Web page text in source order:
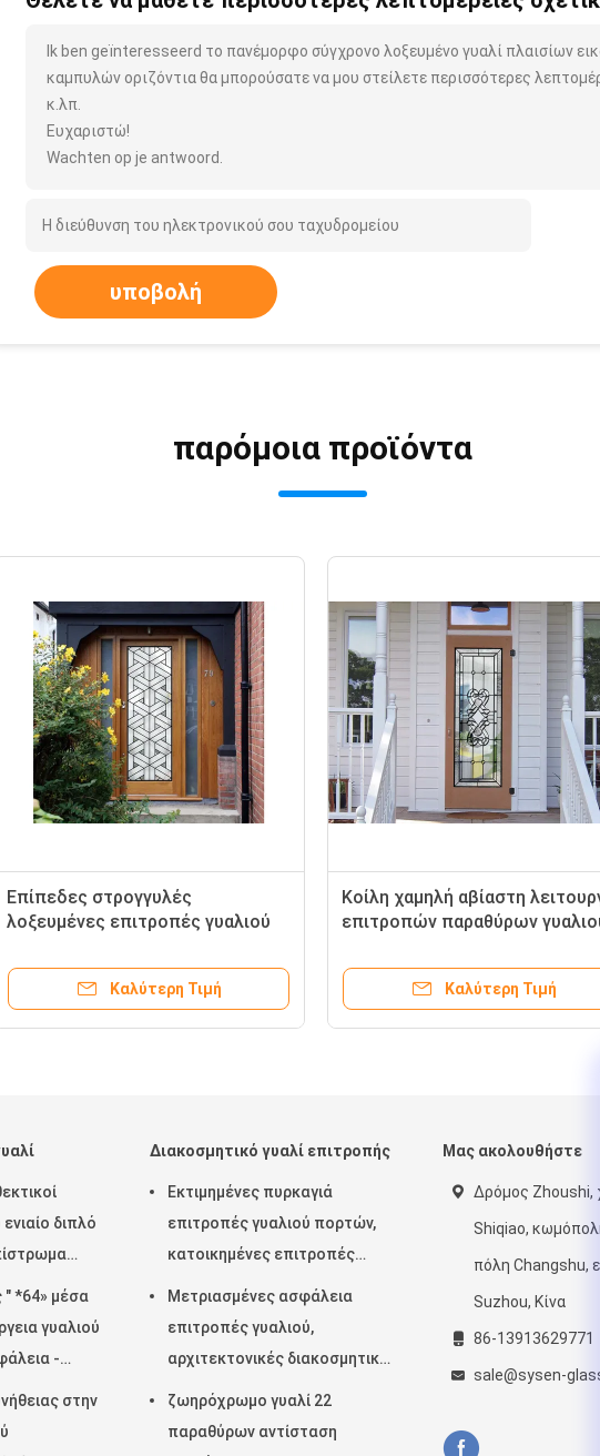
Ik ben geïnteresseerd το πανέμορφο σύγχρονο λοξευμένο γυαλί πλαισίων
καμπυλών οριζόντια θα μπορούσατε να μου στείλετε περισσότερες
κ.λπ.
Ευχαριστώ!
Wachten op je antwoord.
υποβολή
παρόμοια προϊόντα
Επίπεδες στρογγυλές
λοξευμένες επιτροπές γυαλιού
μετριασμένες στα ντους,
επιτραπέζιες κορυφές
Καλύτερη Τιμή
Κοίλη χαμηλή αβίαστη
επιτροπών παραθύρων
Καλύτερη Τιμή
διπλό
" *64» μέσα
γυαλιού
-
στην
Διακοσμητικό γυαλί επιτροπής
Εκτιμημένες πυρκαγιά
επιτροπές γυαλιού πορτών,
κατοικημένες επιτροπές
γυαλιού σπιτιών διαφανείς
Μετριασμένες ασφάλεια
επιτροπές γυαλιού,
αρχιτεκτονικές διακοσμητικές
επιτροπές γυαλιού πορτών
ζωηρόχρωμο γυαλί 22
παραθύρων αντίσταση
Μας ακολουθήστε
Δρόμος Zhoushi,
Shiqiao,
πόλη Changshu,
Suzhou, Κίνα
86-13913629771
sale@sysen-